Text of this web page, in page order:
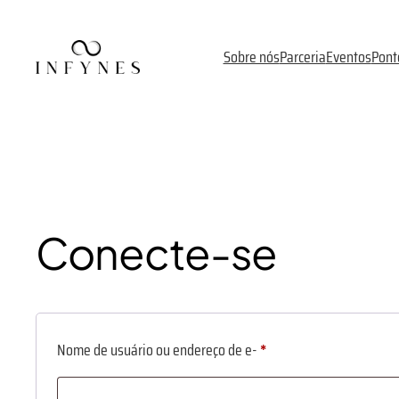
Sobre nósParceriaEventos
Conecte-se
Nome de usuário ou endereço de e-Obrigatóriored
*